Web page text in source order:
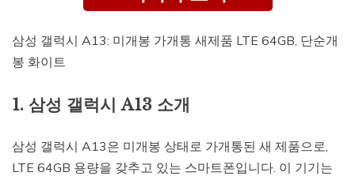
삼성 갤럭시 A13: 미개봉 가개통 새제품 LTE 64GB, 단순개
봉 화이트
1. 삼성 갤럭시 A13 소개
삼성 갤럭시 A13은 미개봉 상태로 가개통된 새 제품으로,
LTE 64GB 용량을 갖추고 있는 스마트폰입니다. 이 기기는